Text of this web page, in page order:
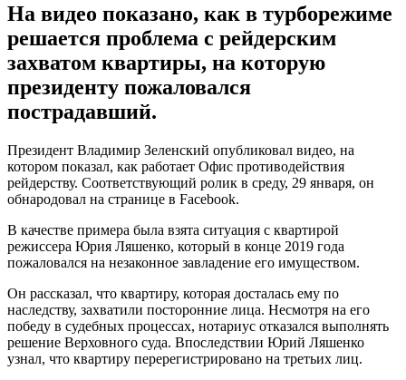
На видео показано, как в турборежиме
решается проблема с рейдерским
захватом квартиры, на которую
президенту пожаловался
пострадавший.
Президент Владимир Зеленский опубликовал видео, на
котором показал, как работает Офис противодействия
рейдерству. Соответствующий ролик в среду, 29 января, он
обнародовал на странице в Facebook.
В качестве примера была взята ситуация с квартирой
режиссера Юрия Ляшенко, который в конце 2019 года
пожаловался на незаконное завладение его имуществом.
Он рассказал, что квартиру, которая досталась ему по
наследству, захватили посторонние лица. Несмотря на его
победу в судебных процессах, нотариус отказался выполнять
решение Верховного суда. Впоследствии Юрий Ляшенко
узнал, что квартиру перерегистрировано на третьих лиц.